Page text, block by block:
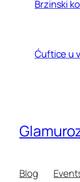
Brzinski
Ćuftice u
Blog